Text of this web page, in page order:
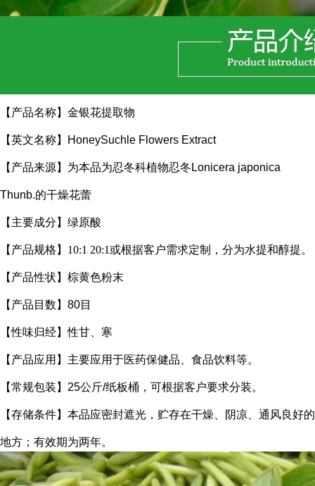
【产品名称】金银花提取物
【英文名称】HoneySuchle Flowers Extract
【产品来源】为本品为忍冬科植物忍冬Lonicera japonica
Thunb.的干燥花蕾
【主要成分】绿原酸
【产品规格】 10:1 20:1或根据客户需求定制，分为水提和醇提。
【产品性状】棕黄色粉末
【产品目数】80目
【性味归经】性甘、寒
【产品应用】主要应用于医药保健品、食品饮料等。
【常规包装】25公斤/纸板桶，可根据客户要求分装。
【存储条件】本品应密封遮光，贮存在干燥、阴凉、通风良好的
地方；有效期为两年。